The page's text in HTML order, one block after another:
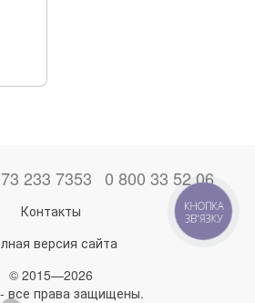
233 7353 0 800 33 52 06
Контакты
версия сайта
© 2015—2026
все права защищены.
КНОПКА
ЗВ'ЯЗКУ